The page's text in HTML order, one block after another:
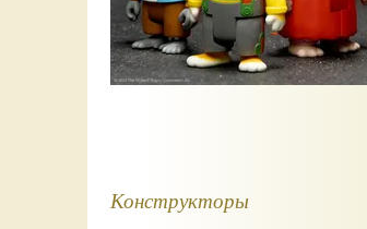
Конструкторы